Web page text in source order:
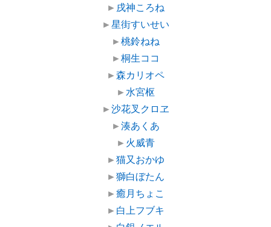
► 戌神ころね
►星街すいせい
►桃鈴ねね
►桐生ココ
►森カリオペ
► 水宮枢
►沙花叉クロヱ
►湊あくあ
► 火威青
►猫又おかゆ
►獅白ぼたん
►癒月ちょこ
► 白上フブキ